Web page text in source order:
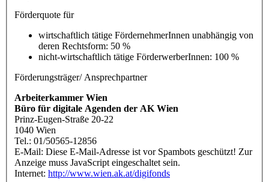
Förderquote für
wirtschaftlich tätige FördernehmerInnen unabhängig von
deren Rechtsform: 50 %
nicht-wirtschaftlich tätige FörderwerberInnen: 100 %
Förderungsträger/ Ansprechpartner
Arbeiterkammer Wien
Büro für digitale Agenden der AK Wien
Prinz-Eugen-Straße 20-22
1040 Wien
Tel.: 01/50565-12856
E-Mail: Diese E-Mail-Adresse ist vor Spambots geschützt! Zur
Anzeige muss JavaScript eingeschaltet sein.
Internet: http://www.wien.ak.at/digifonds